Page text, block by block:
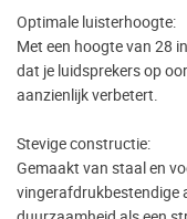
Optimale luisterhoogte:
Met een hoogte van 28
dat je luidsprekers op
aanzienlijk verbetert.
Stevige constructie:
Gemaakt van staal en
vingerafdrukbestendige